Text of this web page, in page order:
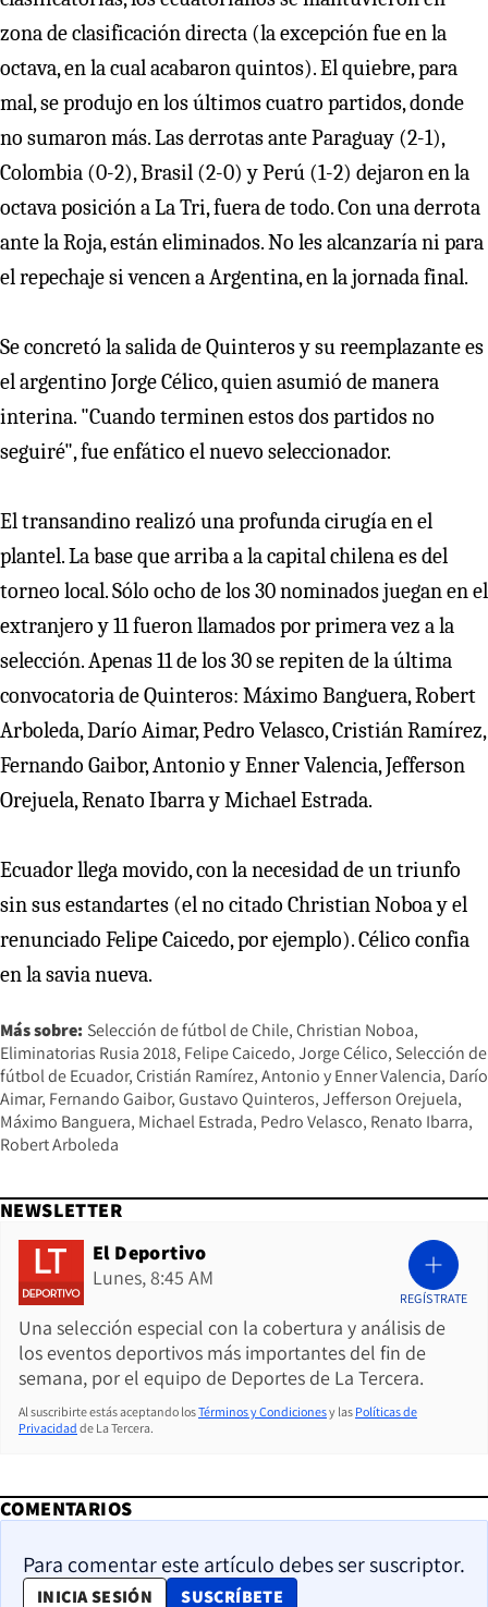
zona de clasificación directa (la excepción fue en la
octava, en la cual acabaron quintos). El quiebre, para
mal, se produjo en los últimos cuatro partidos, donde
no sumaron más. Las derrotas ante Paraguay (2-1),
Colombia (0-2), Brasil (2-0) y Perú (1-2) dejaron en la
octava posición a La Tri, fuera de todo. Con una derrota
ante la Roja, están eliminados. No les alcanzaría ni para
el repechaje si vencen a Argentina, en la jornada final.
Se concretó la salida de Quinteros y su reemplazante es
el argentino Jorge Célico, quien asumió de manera
interina. "Cuando terminen estos dos partidos no
seguiré", fue enfático el nuevo seleccionador.
El transandino realizó una profunda cirugía en el
plantel. La base que arriba a la capital chilena es del
torneo local. Sólo ocho de los 30 nominados juegan en el
extranjero y 11 fueron llamados por primera vez a la
selección. Apenas 11 de los 30 se repiten de la última
convocatoria de Quinteros: Máximo Banguera, Robert
Arboleda, Darío Aimar, Pedro Velasco, Cristián Ramírez,
Fernando Gaibor, Antonio y Enner Valencia, Jefferson
Orejuela, Renato Ibarra y Michael Estrada.
Ecuador llega movido, con la necesidad de un triunfo
sin sus estandartes (el no citado Christian Noboa y el
renunciado Felipe Caicedo, por ejemplo). Célico confia
en la savia nueva.
Más sobre: Selección de fútbol de Chile Christian Noboa
Eliminatorias Rusia 2018 Felipe Caicedo Jorge Célico Selección de
fútbol de Ecuador Cristián Ramírez Antonio y Enner Valencia Darío
Aimar Fernando Gaibor Gustavo Quinteros Jefferson Orejuela
Máximo Banguera Michael Estrada Pedro Velasco Renato Ibarra
Robert Arboleda
NEWSLETTER
El Deportivo
Lunes, 8:45 AM
Una selección especial con la cobertura y análisis de
los eventos deportivos más importantes del fin de
semana, por el equipo de Deportes de La Tercera.
REGÍSTRATE
Al suscribirte estás aceptando losTérminos y Condicionesy las Políticas de
Privacidad de La Tercera.
COMENTARIOS
Para comentar este artículo debes ser suscriptor.
INICIA SESIÓN SUSCRÍBETE
OPENS IN NEW WINDOW